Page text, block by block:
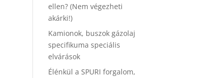
ellen? (Nem végezheti
akárki!)
Kamionok, buszok gázolaj
specifikuma speciális
elvárások
Élénkül a SPURI forgalom,